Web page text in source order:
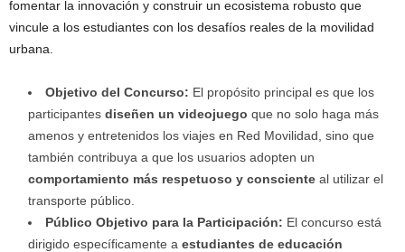
fomentar la innovación y construir un ecosistema robusto que
vincule a los estudiantes con los desafíos reales de la movilidad
urbana.
Objetivo del Concurso: El propósito principal es que los
participantes diseñen un videojuego que no solo haga más
amenos y entretenidos los viajes en Red Movilidad, sino que
también contribuya a que los usuarios adopten un
comportamiento más respetuoso y consciente al utilizar el
transporte público.
Público Objetivo para la Participación: El concurso está
dirigido específicamente a estudiantes de educación